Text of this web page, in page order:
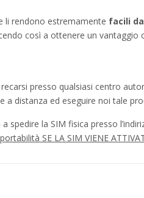
li rendono estremamente facili
così a ottenere un
presso qualsiasi centro
distanza ed eseguire noi tale
spedire la SIM fisica presso
SE LA SIM VIENE